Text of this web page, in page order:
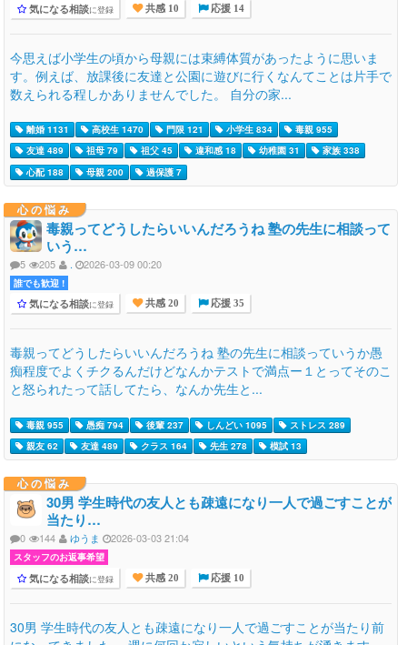
気になる相談に登録 共感 10 応援 14
今思えば小学生の頃から母親には束縛体質があったように思いま
す。例えば、放課後に友達と公園に遊びに行くなんてことは片手で
数えられる程しかありませんでした。 自分の家...
離婚 1131 高校生 1470 門限 121 小学生 834
毒親 955
友達 489
祖母 79 祖父 45 違和感 18 幼稚園 31
家族 338
心配 188
母親 200 過保護 7
心の悩み
毒親ってどうしたらいいんだろうね 塾の先生に相談って
いう…
5 205 . 2026-03-09 00:20
誰でも歓迎 !
気になる相談に登録 共感 20 応援 35
毒親ってどうしたらいいんだろうね 塾の先生に相談っていうか愚
痴程度でよくチクるんだけどなんかテストで満点ー１とってそのこ
と怒られたって話してたら、なんか先生と...
毒親 955 愚痴 794 後輩 237 しんどい 1095
ストレス 289
親友 62
友達 489 クラス 164 先生 278 模試 13
心の悩み
30男 学生時代の友人とも疎遠になり一人で過ごすことが
当たり…
0 144 ゆうま 2026-03-03 21:04
スタッフのお返事希望
気になる相談に登録 共感 20 応援 10
30男 学生時代の友人とも疎遠になり一人で過ごすことが当たり前